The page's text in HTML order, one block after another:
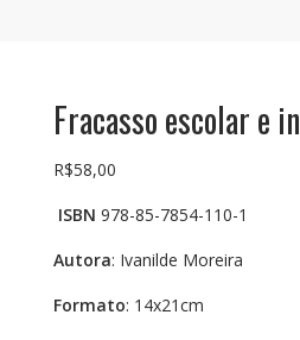
Fracasso escolar e
R$58,00
ISBN 978-85-7854-110-1
Autora: Ivanilde Moreira
Formato: 14x21cm